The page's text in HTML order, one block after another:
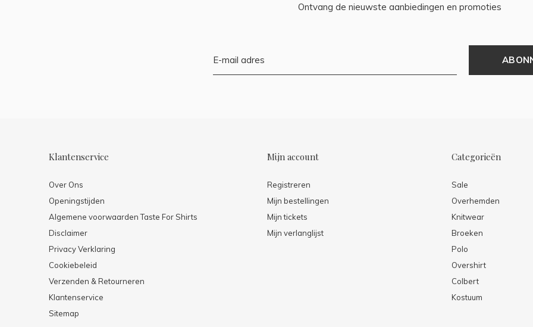
Ontvang de nieuwste aanbiedingen en promoties
Klantenservice
Over Ons
Openingstijden
Algemene voorwaarden Taste For Shirts
Disclaimer
Privacy Verklaring
Cookiebeleid
Verzenden & Retourneren
Klantenservice
Sitemap
Mijn account
Registreren
Mijn bestellingen
Mijn tickets
Mijn verlanglijst
Categorieën
Sale
Overhemden
Knitwear
Broeken
Polo
Overshirt
Colbert
Kostuum